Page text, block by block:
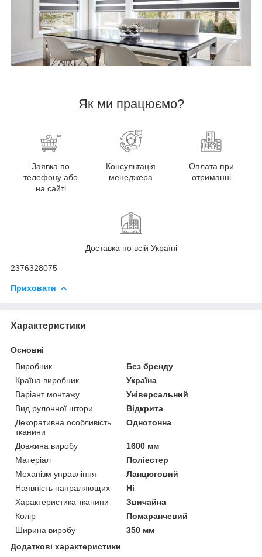
Як ми працюємо?
Заявка по
телефону або
на сайті
Консультація
менеджера
Оплата при
отриманні
Доставка по всій Україні
2376328075
Приховати
Характеристики
Основні
Виробник
Без бренду
Країна виробник
Україна
Варіант монтажу
Універсальний
Вид рулонної штори
Відкрита
Декоративна особливість
тканини
Однотонна
Довжина виробу
1600 мм
Матеріал
Поліестер
Механізм управління
Ланцюговий
Наявність напраляющих
Ні
Характеристика тканини
Звичайна
Колір
Помаранчевий
Ширина виробу
350 мм
Додаткові характеристики